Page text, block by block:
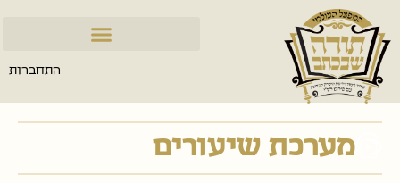
התחברות
מערכת שיעורים